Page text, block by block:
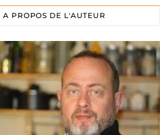
A PROPOS DE L'AUTEUR